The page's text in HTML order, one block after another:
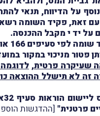
לפקודה ע"י כך שבנוסף על
זאת, פקיד השומה
על יד י מקבל ההכנסה.
166 או 171 לפקודה.
פטור מניכוי במקור
שעיקרה פרטית,
זה לא תישלל ההוצאה
פרטנית" [ההדגשות